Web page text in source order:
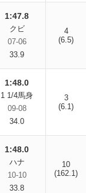
1:47.8
クビ
07-06
33.9
4
(6.5)
1:48.0
1 1/4馬身
09-08
34.0
3
(6.1)
1:48.0
ハナ
10-10
33.8
10
(162.1)